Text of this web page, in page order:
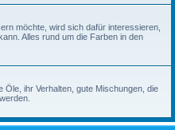
möchte, wird sich dafür interessieren,
Alles rund um die Farben in den
Öle, ihr Verhalten, gute Mischungen, die